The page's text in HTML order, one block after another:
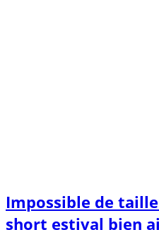
Impossible de
short estival bien